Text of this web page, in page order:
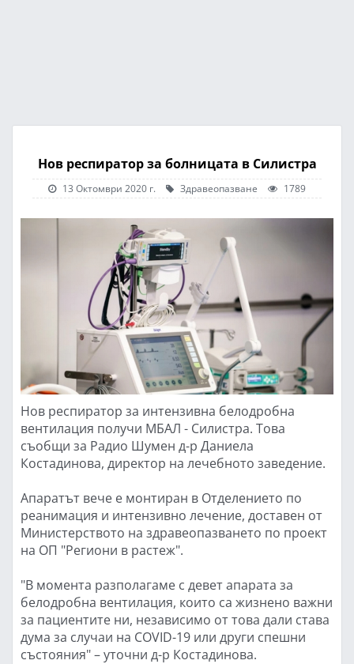
Нов респиратор за болницата в Силистра
13 Октомври 2020 г. Здравеопазване 1789
Нов респиратор за интензивна белодробна
вентилация получи МБАЛ - Силистра. Това
съобщи за Радио Шумен д-р Даниела
Костадинова, директор на лечебното заведение.
Апаратът вече е монтиран в Отделението по
реанимация и интензивно лечение, доставен от
Министерството на здравеопазването по проект
на ОП "Региони в растеж".
"В момента разполагаме с девет апарата за
белодробна вентилация, които са жизнено важни
за пациентите ни, независимо от това дали става
дума за случаи на COVID-19 или други спешни
състояния" – уточни д-р Костадинова.